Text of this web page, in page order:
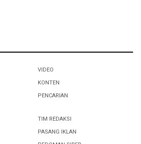
VIDEO
KONTEN
PENCARIAN
TIM REDAKSI
PASANG IKLAN